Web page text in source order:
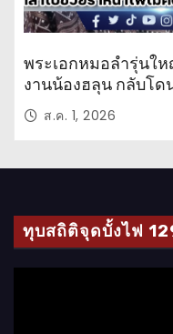
พระเอกหมอลำรุ่นใ
งานน้องฮลุน กลับโด
ส.ค. 1, 2026
ทุบสถิติจุดบั้งไฟ